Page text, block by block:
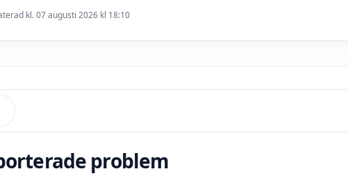
kl. 07 augusti 2026 kl 18:10
problem